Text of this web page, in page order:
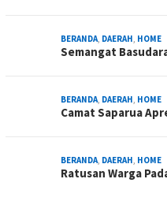
BERANDA, DAERAH, HOME
Semangat
BERANDA, DAERAH, HOME
Camat Saparua
BERANDA, DAERAH, HOME
Ratusan Warga